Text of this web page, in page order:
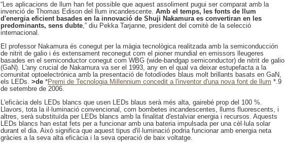
“Les aplicacions de llum han fet possible que aquest assoliment pugui ser comparat amb la
invenció de Thomas Edison del llum incandescente. Amb el temps, les fonts de llum
d'energia eficient basades en la innovació de Shuji Nakamura es convertiran en les
predominants, sens dubte,” diu Pekka Tarjanne, president del comitè de la selecció
internacional.
El professor Nakamura és conegut per la màgia tecnològica realitzada amb la semiconducción
de nitrit de galio i és extensament reconegut com el pioner mundial en emissors lleugeres
basades en el semiconductor conegut com WBG (wide-bandgap semiconductor) de nitrit de galio
(GaN). L'any crucial de Nakamura va ser el 1993, any en el qual va deixar estupefacta a la
comunitat optoelectrónica amb la presentació de fotodíodes blaus molt brillants basats en GaN,
els LEDs. >de *Premi de Tecnologia Millennium concedit a l'inventor d'una nova font de llum *.9
de setembre de 2006.
L'eficàcia dels LEDs blancs que usen LEDs blaus serà més alta, gairebé prop del 100 %.
Llavors, tota la il·luminació convencional, com bombetes incandescentes, llums fluorescents, i
altres, serà substituïda per LEDs blancs amb la finalitat d'estalviar energia i recursos. Aquests
LEDs blancs han estat fets per a funcionar amb una bateria impulsada per una cèl·lula solar
durant el dia. Això significa que aquest tipus d'il·luminació podria funcionar amb energia neta
gràcies a la seva alta eficàcia i la seva operació de baix voltatge.